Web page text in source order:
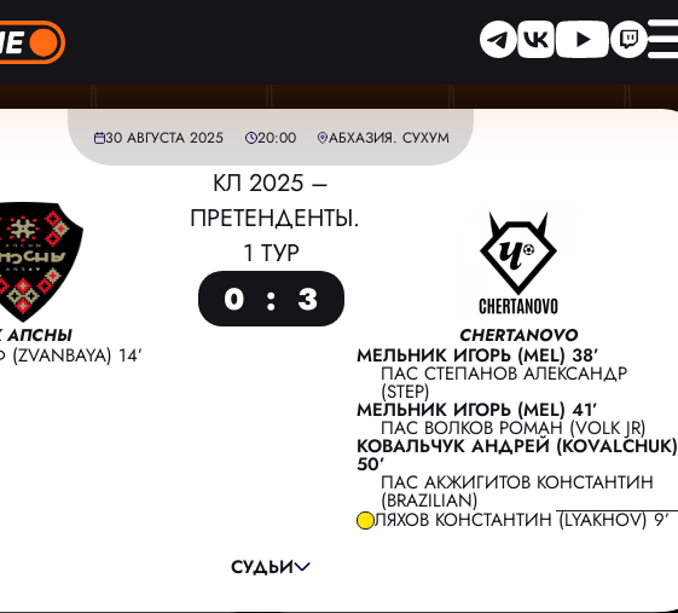
30 АВГУСТА 2025 20:00 АБХАЗИЯ. СУХУМ
АПСНЫ
14’
КЛ 2025 –
ПРЕТЕНДЕНТЫ.
1 ТУР
0 : 3
СУДЬИ
МЕЛЬНИК ИГОРЬ (MEL) 38’
ПАС СТЕПАНОВ АЛЕКСАНДР
(STEP)
МЕЛЬНИК ИГОРЬ (MEL) 41’
ПАС ВОЛКОВ РОМАН (VOLK JR)
КОВАЛЬЧУК АНДРЕЙ (KOVALCHUK)
50’
ПАС АКЖИГИТОВ КОНСТАНТИН
(BRAZILIAN)
ЛЯХОВ КОНСТАНТИН (LYAKHOV) 9’
CHERTANOVO
АПОНАСЕНКО ЮРИЙ
АРХИПОВ ВЛАДИМИР
РЕЗЕРВНЫЙ СУДЬЯ:ФИЛИМОНОВ АЛЕКСАНДР